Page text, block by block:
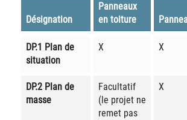
Désignation
Panneaux
en toiture
DP.1 Plan de
situation
X X
DP.2 Plan de
masse
Facultatif
(le projet ne
remet pas
X